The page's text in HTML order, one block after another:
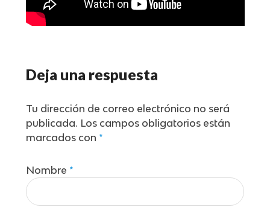
Deja una respuesta
Tu dirección de correo electrónico no será
publicada. Los campos obligatorios están
marcados con *
Nombre *